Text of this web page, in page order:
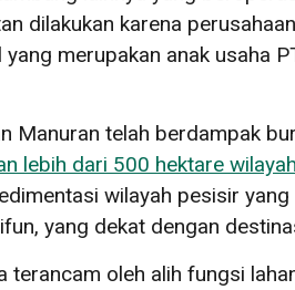
dilakukan karena
merupakan anak usaha
Manuran telah berdampak
lebih dari 500 hektare
wilayah pesisir
yang dekat dengan
terancam oleh alih fungsi